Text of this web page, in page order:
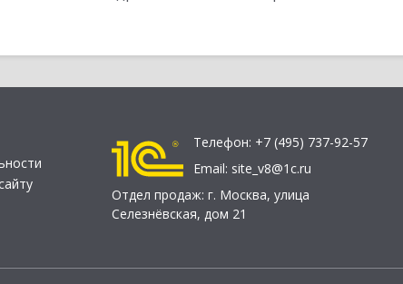
Телефон: +7 (495) 737-92-57
Email: site_v8@1c.ru
Отдел продаж: г. Москва, улица
Селезнёвская, дом 21